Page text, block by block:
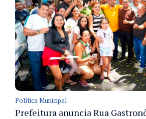
Política Municipal